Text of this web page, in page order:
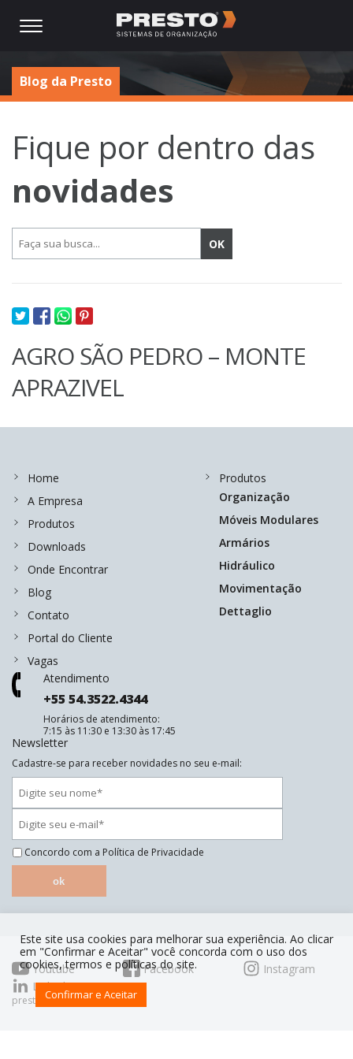
Blog da Presto
Fique por dentro das
novidades
AGRO SÃO PEDRO – MONTE
APRAZIVEL
Home
A Empresa
Produtos
Downloads
Onde Encontrar
Blog
Contato
Portal do Cliente
Vagas
Produtos
Organização
Móveis Modulares
Armários
Hidráulico
Movimentação
Dettaglio
Atendimento
+55 54.3522.4344
Horários de atendimento:
7:15 às 11:30 e 13:30 às 17:45
Newsletter
Cadastre-se para receber novidades no seu e-mail:
Concordo com a Política de Privacidade
ok
Youtube Facebook
Instagram
Linkedin
prestoorganiza.com.br
Este site usa cookies para melhorar sua experiência. Ao clicar
em "Confirmar e Aceitar" você concorda com o uso dos
cookies, termos e políticas do site.
Confirmar e Aceitar